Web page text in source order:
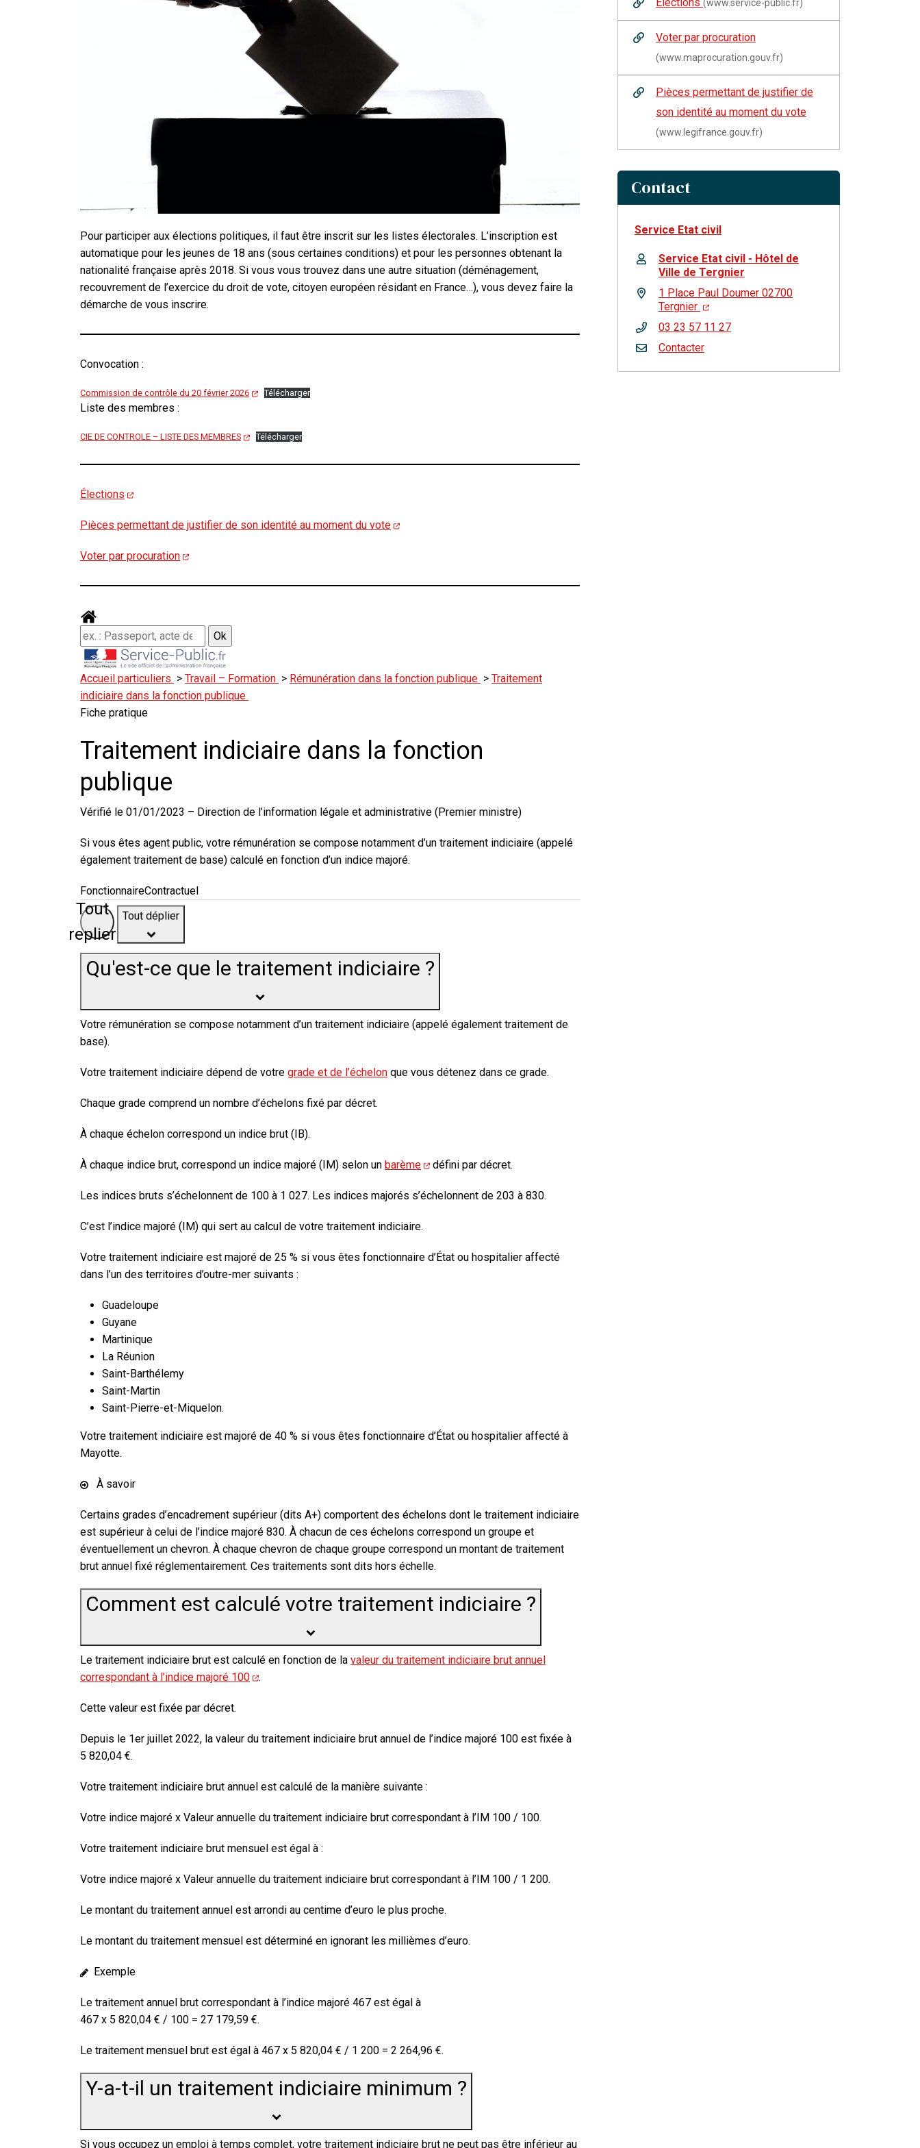
Pour participer aux élections politiques, il faut être inscrit sur les listes électorales. L’inscription est
automatique pour les jeunes de 18 ans (sous certaines conditions) et pour les personnes obtenant la
nationalité française après 2018. Si vous vous trouvez dans une autre situation (déménagement,
recouvrement de l’exercice du droit de vote, citoyen européen résidant en France…), vous devez faire la
démarche de vous inscrire.
Convocation :
Commission de contrôle du 20 février 2026 Télécharger
Liste des membres :
CIE DE CONTROLE – LISTE DES MEMBRES Télécharger
Élections
Pièces permettant de justifier de son identité au moment du vote
Voter par procuration
Accueil particuliers > Travail – Formation > Rémunération dans la fonction publique > Traitement
indiciaire dans la fonction publique
Fiche pratique
Traitement indiciaire dans la fonction
publique
Vérifié le 01/01/2023 – Direction de l’information légale et administrative (Premier ministre)
Si vous êtes agent public, votre rémunération se compose notamment d’un traitement indiciaire (appelé
également traitement de base) calculé en fonction d’un indice majoré.
FonctionnaireContractuel
Tout
replier
Tout déplier
Qu'est-ce que le traitement indiciaire ?
Votre rémunération se compose notamment d’un traitement indiciaire (appelé également traitement de
base).
Votre traitement indiciaire dépend de votre grade et de l’échelon que vous détenez dans ce grade.
Chaque grade comprend un nombre d’échelons fixé par décret.
À chaque échelon correspond un indice brut (IB).
À chaque indice brut, correspond un indice majoré (IM) selon un barème défini par décret.
Les indices bruts s’échelonnent de 100 à 1 027. Les indices majorés s’échelonnent de 203 à 830.
C’est l’indice majoré (IM) qui sert au calcul de votre traitement indiciaire.
Votre traitement indiciaire est majoré de 25 % si vous êtes fonctionnaire d’État ou hospitalier affecté
dans l’un des territoires d’outre-mer suivants :
Guadeloupe
Guyane
Martinique
La Réunion
Saint-Barthélemy
Saint-Martin
Saint-Pierre-et-Miquelon.
Votre traitement indiciaire est majoré de 40 % si vous êtes fonctionnaire d’État ou hospitalier affecté à
Mayotte.
À savoir
Certains grades d’encadrement supérieur (dits A+) comportent des échelons dont le traitement indiciaire
est supérieur à celui de l’indice majoré 830. À chacun de ces échelons correspond un groupe et
éventuellement un chevron. À chaque chevron de chaque groupe correspond un montant de traitement
brut annuel fixé réglementairement. Ces traitements sont dits hors échelle.
Comment est calculé votre traitement indiciaire ?
Le traitement indiciaire brut est calculé en fonction de la valeur du traitement indiciaire brut annuel
correspondant à l’indice majoré 100
.
Cette valeur est fixée par décret.
Depuis le 1er juillet 2022, la valeur du traitement indiciaire brut annuel de l’indice majoré 100 est fixée à
5 820,04 €.
Votre traitement indiciaire brut annuel est calculé de la manière suivante :
Votre indice majoré x Valeur annuelle du traitement indiciaire brut correspondant à l’IM 100 / 100.
Votre traitement indiciaire brut mensuel est égal à :
Votre indice majoré x Valeur annuelle du traitement indiciaire brut correspondant à l’IM 100 / 1 200.
Le montant du traitement annuel est arrondi au centime d’euro le plus proche.
Le montant du traitement mensuel est déterminé en ignorant les millièmes d’euro.
Exemple
Le traitement annuel brut correspondant à l’indice majoré 467 est égal à
467 x 5 820,04 € / 100 = 27 179,59 €.
Le traitement mensuel brut est égal à 467 x 5 820,04 € / 1 200 = 2 264,96 €.
Y-a-t-il un traitement indiciaire minimum ?
Si vous occupez un emploi à temps complet, votre traitement indiciaire brut ne peut pas être inférieur au
(www.service-public.fr)
Voter par procuration
(www.maprocuration.gouv.fr)
Pièces permettant de justifier de
son identité au moment du vote
(www.legifrance.gouv.fr)
Contact
Service Etat civil
Service Etat civil - Hôtel de
Ville de Tergnier
1 Place Paul Doumer 02700
Tergnier
03 23 57 11 27
Contacter